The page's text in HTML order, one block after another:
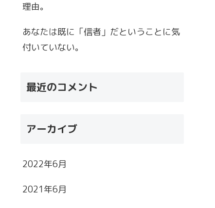
理由。
あなたは既に「信者」だということに気
付いていない。
最近のコメント
アーカイブ
2022年6月
2021年6月